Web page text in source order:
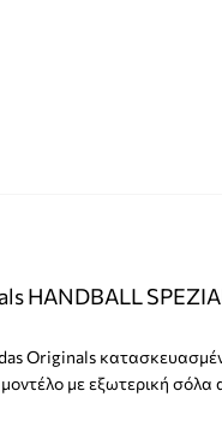
HANDBALL
Originals
με εξωτερική σόλα